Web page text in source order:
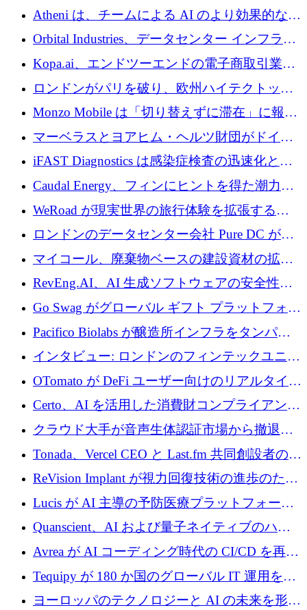
目を向けているため、InRentoの資金調達額は
1億ユーロを突破
Atheni は、チームによる AI のより効果的な使
用を支援するために 35 万ポンドを確保
Orbital Industries、データセンター インフラス
トラクチャ システムの拡張に 5,000 万ドルを
確保
Kopa.ai、エンドツーエンドの電子商取引業務
用の AI エージェントを構築するために 200
万ユーロを調達
ロンドンがパリを破り、欧州ハイテクトップ
の座を奪還
Monzo Mobile は「切り替えずに滞在」に報酬
を与える
マーベラスとヨアヒム・ヘルツ財団がドイツ
の商業化ギャップを埋めるために2,000万ユー
ロのディープテック基金を立ち上げる
iFAST Diagnostics は感染症検査の迅速化と抗
菌薬耐性への取り組みに 500 万ポンドを寄付
Caudal Energy、フィンにヒントを得た潮力発
電技術の規模拡大に向けて 430 万ポンドを調
WeRoad が現実世界の旅行体験を拡張するた
めに 5,800 万ドルを獲得
ロンドンのデータセンター会社 Pure DC が欧
州と中東の拡張に 27 億ドルを確保
マイコール、廃棄物ベースの建設資材の拡大
に400万ポンドを投資
RevEng.AI、AI 生成ソフトウェアの安全性を
確保するために 1,500 万ドルを調達
Go Swag がグローバル ギフト プラットフォー
ムを拡大するために 500 万ドルを調達
Pacifico Biolabs が醸造所インフラをタンパク
質生産に転換するために 700 万ユーロを調達
インタビュー: ロンドンのフィンテックユニコ
ーン Tide の CEO、オリバー・プリル氏
OTomato が DeFi ユーザー向けのリアルタイム
インテリジェンス レイヤーを構築するために
Improbable から 200 万ドルを調達
Certo、AI を活用した消費財コンプライアンス
プラットフォームのために 400 万ドルを調達
クラウド大手が音声生体認証市場から撤退す
るなか、Voxmindが54万6,000ポンドのプレシ
ード資金を調達
Tonada、Vercel CEO と Last.fm 共同創設者の支
援を受けてステルス撤退
ReVision Implant が視力回復技術の進歩のため
に 400 万ユーロを確保
Lucis が AI 主導の予防医療プラットフォーム
を拡大するためにシリーズ A で 2,000 万ドル
を調達
Quanscient、AI および量子ネイティブのハー
ドウェア エンジニアリングを推進するために
1,000 万ユーロを調達
Avrea が AI コーディング時代の CI/CD を再発
明するために 470 万ドルをかけてステルスか
ら浮上
Tequipy が 180 か国のグローバル IT 運用を自
動化するために 300 万ユーロ以上を調達
ヨーロッパのテクノロジーと AI の未来を形作